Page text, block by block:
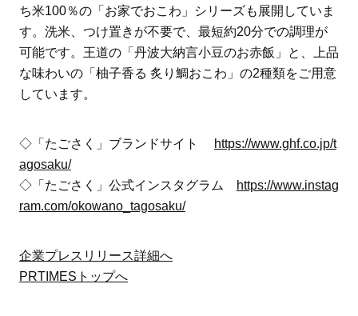
ち米100％の「お家でおこわ」シリーズも展開していま
す。洗米、つけ置きが不要で、最短約20分での調理が
可能です。王道の「丹波大納言小豆のお赤飯」と、上品
な味わいの「柚子香る 炙り鯛おこわ」の2種類をご用意
しています。
◇「たごさく」ブランドサイト
https://www.ghf.co.jp/t
agosaku/
◇「たごさく」公式インスタグラム
https://www.instag
ram.com/okowano_tagosaku/
企業プレスリリース詳細へ
PRTIMESトップへ